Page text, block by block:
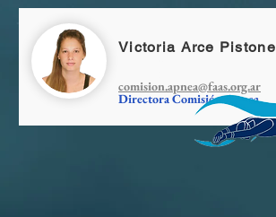
Victoria Arce Pistone
comision.apnea@faas.org.ar
Directora Comisión Apnea